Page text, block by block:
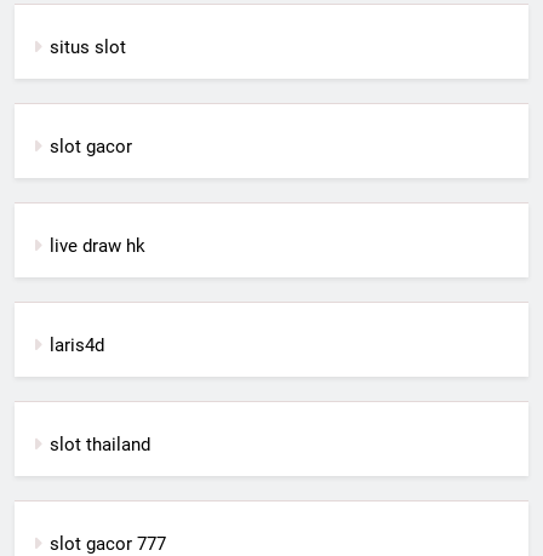
situs slot
slot gacor
live draw hk
laris4d
slot thailand
slot gacor 777